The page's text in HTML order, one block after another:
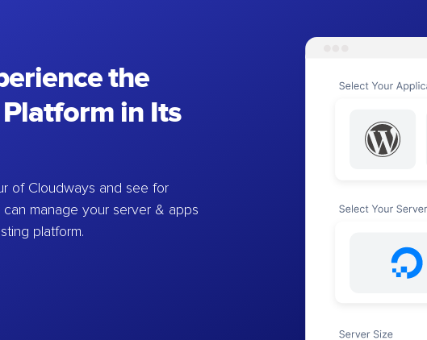
the
in Its
of Cloudways and see for
manage your server & apps
platform.